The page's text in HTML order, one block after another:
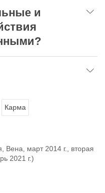
и
Карма
Вена, март 2014 г., вторая
2021 г.)